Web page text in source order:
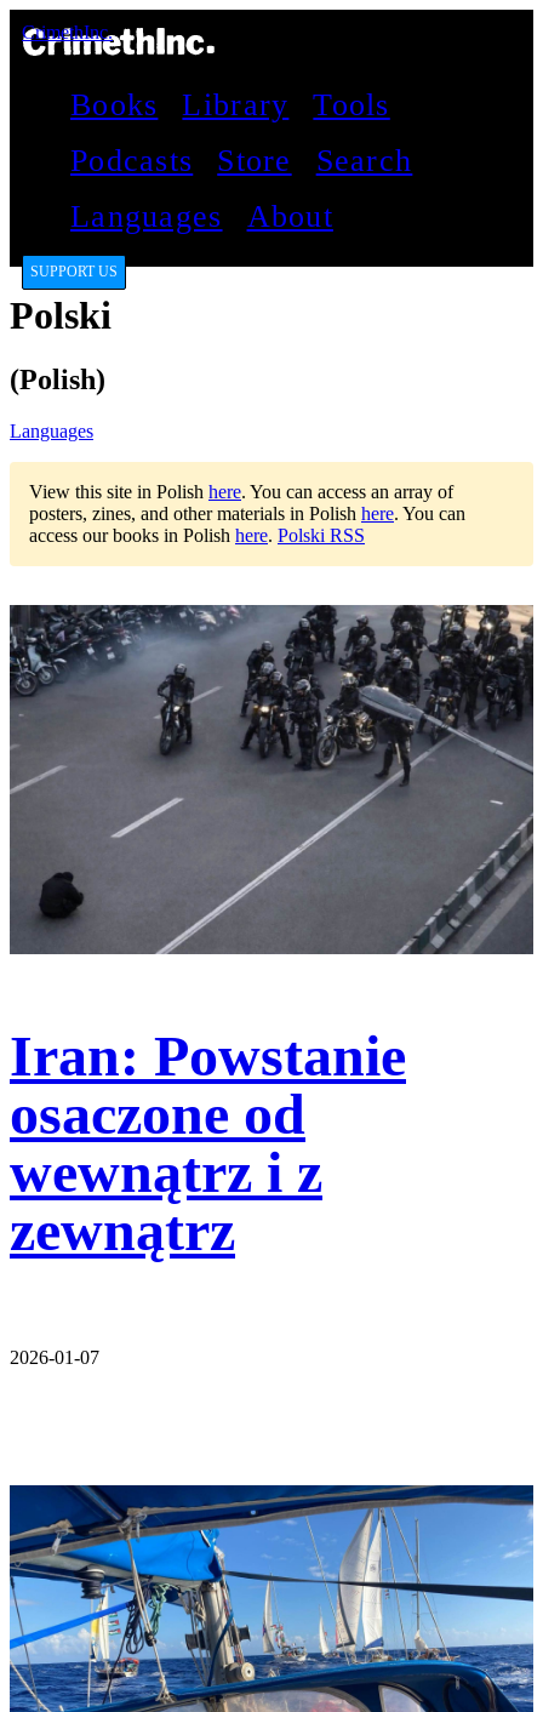
CrimethInc.
Books Library
Tools
Podcasts
Store
Search
Languages
About
SUPPORT US
Polski
(Polish)
Languages
View this site in Polish here. You can access an array of
posters, zines, and other materials in Polish here. You can
access our books in Polish here. Polski RSS
Iran: Powstanie
osaczone od
wewnątrz i z
zewnątrz
2026-01-07